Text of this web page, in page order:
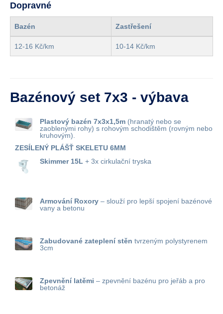
Dopravné
Bazén Zastřešení
12-16 Kč/km 10-14 Kč/km
Bazénový set 7x3 - výbava
Plastový bazén 7x3x1,5m (hranatý nebo se
zaoblenými rohy) s rohovým schodištěm (rovným nebo
kruhovým).
ZESÍLENÝ PLÁŠŤ SKELETU 6MM
Skimmer 15L + 3x cirkulační tryska
Armování Roxory – slouží pro lepší spojení bazénové
vany a betonu
Zabudované zateplení stěn tvrzeným polystyrenem
3cm
Zpevnění latěmi – zpevnění bazénu pro jeřáb a pro
betonáž